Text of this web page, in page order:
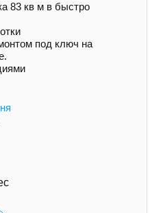
83 кв м в быстро
под ключ на